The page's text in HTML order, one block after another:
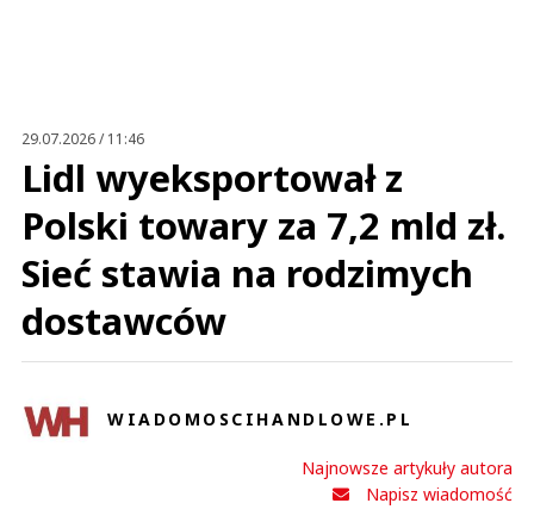
29.07.2026 / 11:46
Lidl wyeksportował z
Polski towary za 7,2 mld zł.
Sieć stawia na rodzimych
dostawców
WIADOMOSCIHANDLOWE.PL
Najnowsze artykuły autora
Napisz wiadomość